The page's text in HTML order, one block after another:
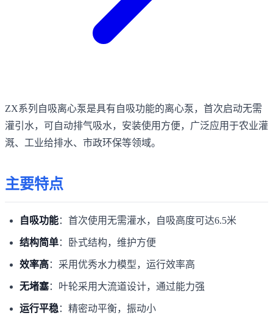
ZX系列自吸离心泵是具有自吸功能的离心泵，首次启动无需
灌引水，可自动排气吸水，安装使用方便，广泛应用于农业灌
溉、工业给排水、市政环保等领域。
主要特点
自吸功能：首次使用无需灌水，自吸高度可达6.5米
结构简单：卧式结构，维护方便
效率高：采用优秀水力模型，运行效率高
无堵塞：叶轮采用大流道设计，通过能力强
运行平稳：精密动平衡，振动小